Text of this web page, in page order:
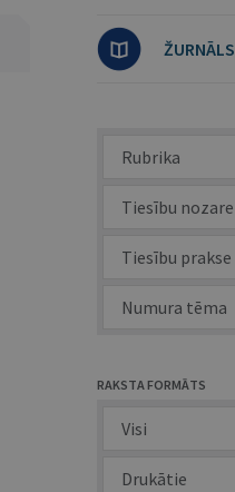
ŽURNĀLS
Rubrika
Tiesību nozare
Tiesību prakse
Numura tēma
RAKSTA FORMĀTS
Visi
Drukātie